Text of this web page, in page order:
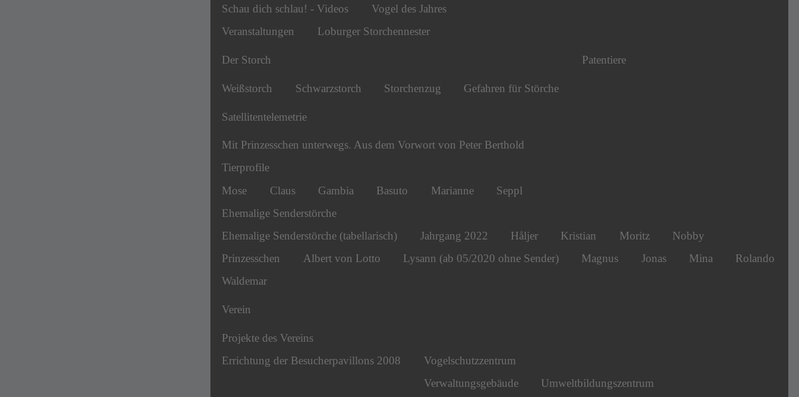
Schau dich schlau! - Videos
Vogel des Jahres
Veranstaltungen
Loburger Storchennester
Der Storch
Weißstorch Schwarzstorch Storchenzug Gefahren für Störche
Patentiere
Satellitentelemetrie
Mit Prinzesschen unterwegs. Aus dem Vorwort von Peter Berthold
Tierprofile
Mose
Claus Gambia Basuto Marianne
Seppl
Ehemalige Senderstörche
Ehemalige Senderstörche (tabellarisch)
Jahrgang 2022 Håljer Kristian Moritz
Nobby
Prinzesschen
Albert von Lotto Lysann (ab 05/2020 ohne Sender) Magnus Jonas Mina
Rolando
Waldemar
Verein
Projekte des Vereins
Errichtung der Besucherpavillons 2008
Vogelschutzzentrum
Verwaltungsgebäude
Umweltbildungszentrum